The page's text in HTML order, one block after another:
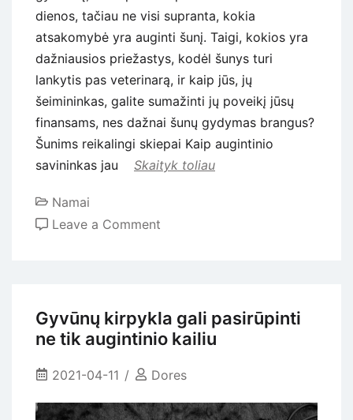
dienos, tačiau ne visi supranta, kokia
atsakomybė yra auginti šunį. Taigi, kokios yra
dažniausios priežastys, kodėl šunys turi
lankytis pas veterinarą, ir kaip jūs, jų
šeimininkas, galite sumažinti jų poveikį jūsų
finansams, nes dažnai šunų gydymas brangus?
Šunims reikalingi skiepai Kaip augintinio
savininkas jau
Skaityk toliau
Namai
Leave a Comment
reikia
šunims?
Gyvūnų kirpykla gali pasirūpinti
ne tik augintinio kailiu
2021-04-11 Dores